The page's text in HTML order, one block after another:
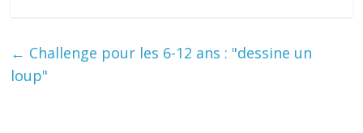
← Challenge pour les 6-12 ans : "dessine un
loup"